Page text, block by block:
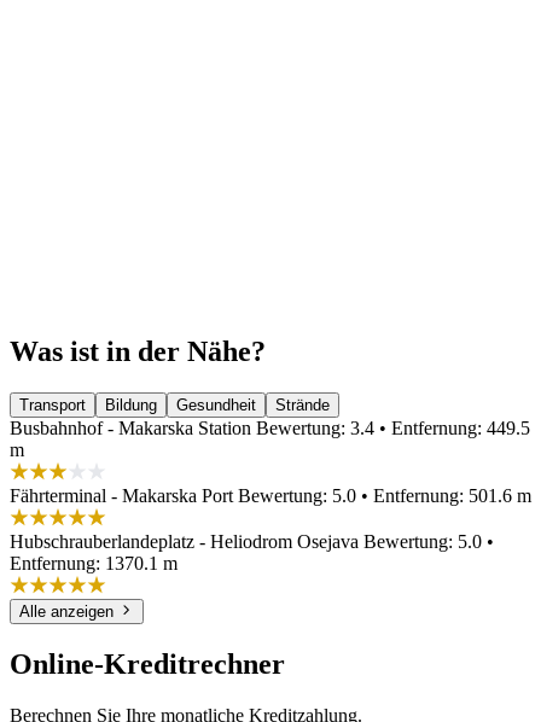
Was ist in der Nähe?
Transport Bildung Gesundheit Strände
Busbahnhof - Makarska Station Bewertung: 3.4 • Entfernung: 449.5
m
Fährterminal - Makarska Port Bewertung: 5.0 • Entfernung: 501.6 m
Hubschrauberlandeplatz - Heliodrom Osejava Bewertung: 5.0 •
Entfernung: 1370.1 m
Alle anzeigen
Online-Kreditrechner
Berechnen Sie Ihre monatliche Kreditzahlung.